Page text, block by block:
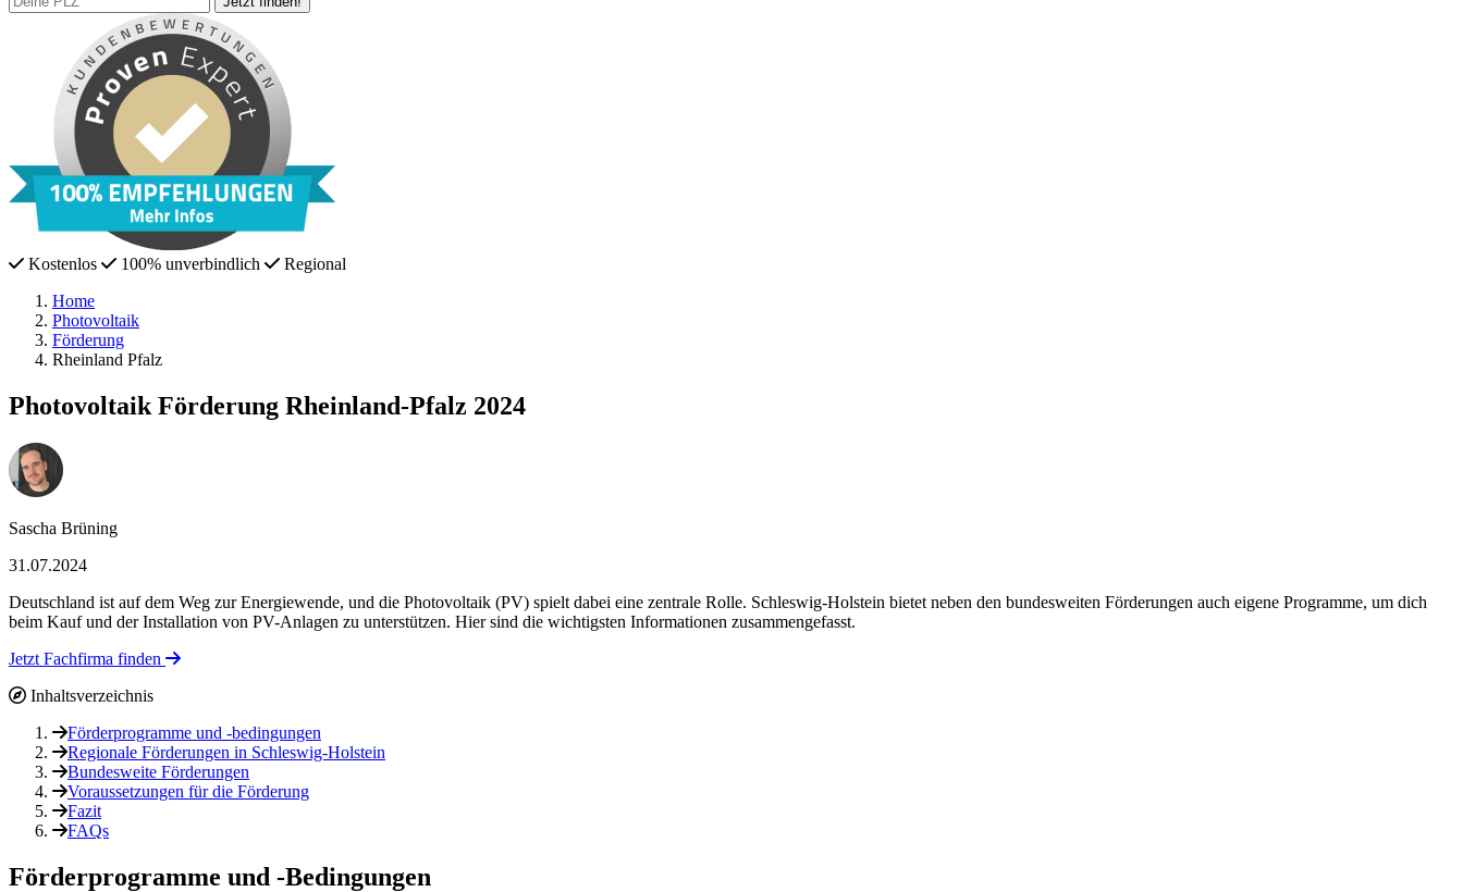
Kostenlos 100% unverbindlich
Regional
Home
Photovoltaik
Förderung
Rheinland Pfalz
Photovoltaik Förderung Rheinland-Pfalz 2024
Sascha Brüning
31.07.2024
Deutschland ist auf dem Weg zur Energiewende, und die Photovoltaik (PV) spielt dabei eine zentrale Rolle. Schleswig-Holstein bietet neben den bundesweiten Förderungen auch eigene Programme, um dich
beim Kauf und der Installation von PV-Anlagen zu unterstützen. Hier sind die wichtigsten Informationen zusammengefasst.
Jetzt Fachfirma finden
Inhaltsverzeichnis
Förderprogramme und -bedingungen
Regionale Förderungen in Schleswig-Holstein
Bundesweite Förderungen
Voraussetzungen für die Förderung
Fazit
FAQs
Förderprogramme und -Bedingungen